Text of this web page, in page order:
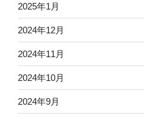
2025年1月
2024年12月
2024年11月
2024年10月
2024年9月